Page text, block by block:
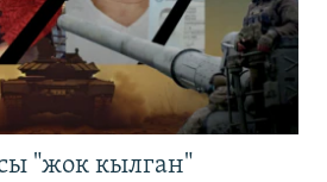
"жок кылган"